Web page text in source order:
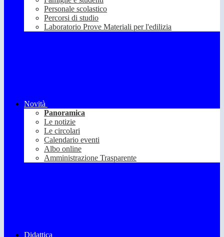
Personale scolastico
Percorsi di studio
Laboratorio Prove Materiali per l'edilizia
Novità
Panoramica
Le notizie
Le circolari
Calendario eventi
Albo online
Amministrazione Trasparente
Didattica